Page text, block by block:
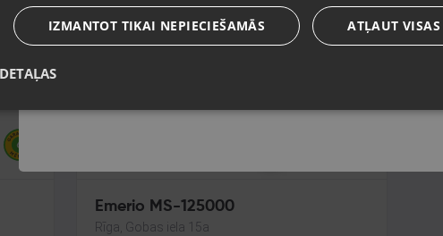
Emerio MS-125000
Rīga, Gobas iela 15a
Latviešu / Latvian
ATĻAUT
IZMANTOT TIKAI NEPIECIEŠAMĀS